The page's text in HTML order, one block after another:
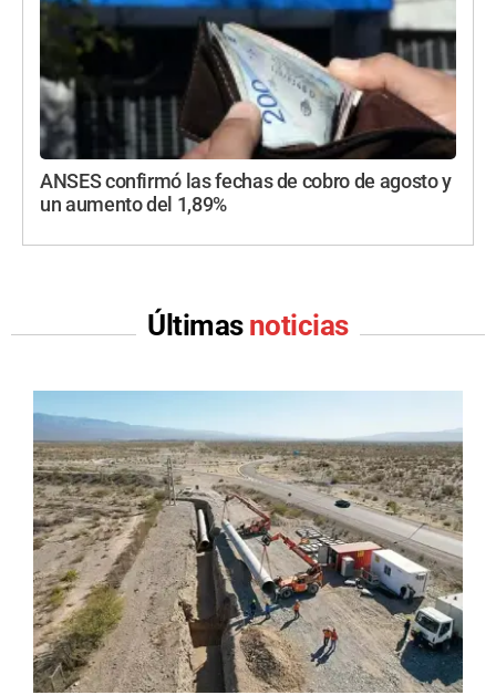
ANSES confirmó las fechas de cobro de agosto y
un aumento del 1,89%
Últimas noticias